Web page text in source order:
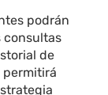
podrán
consultas
de
permitirá